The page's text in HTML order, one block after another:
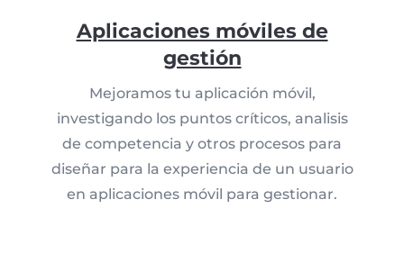
Aplicaciones móviles de
gestión
Mejoramos tu aplicación móvil,
investigando los puntos críticos, analisis
de competencia y otros procesos para
diseñar para la experiencia de un usuario
en aplicaciones móvil para gestionar.